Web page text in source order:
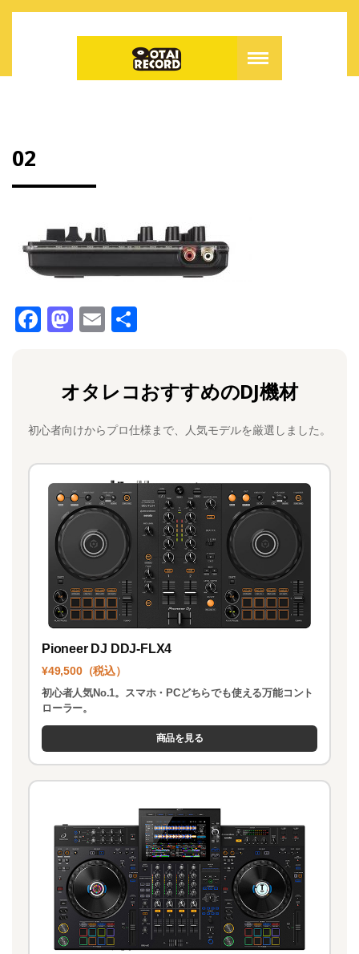
02
F
b
o
o
k
M
o
d
o
n
E
l
オタレコおすすめのDJ機材
初心者向けからプロ仕様まで、人気モデルを厳選しました。
Pioneer DJ DDJ-FLX4
¥49,500（税込）
初心者人気No.1。スマホ・PCどちらでも使える万能コント
ローラー。
商品を見る